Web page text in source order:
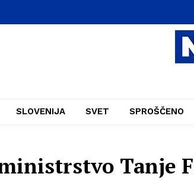
SLOVENIJA SVET SPROŠČENO
Tanje